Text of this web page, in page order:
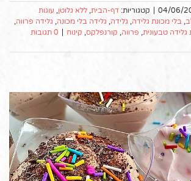
04/06/
| קטגוריות: דף-הבית, ללא גלוטן, עוגות
, בלי מכונת גלידה, גלידה, גלידה בלי מכונה, גלידה פרווה,
גלידה טבעונית, פרווה, קורנפלקס, קינוח | 0 תגובות